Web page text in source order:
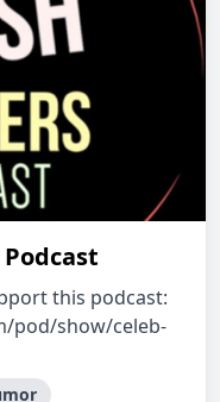
this podcast:
pod/show/celeb-